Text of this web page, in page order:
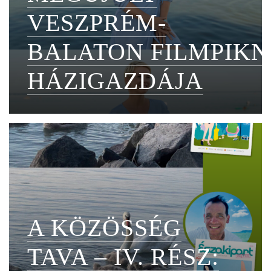
VESZPRÉM-
BALATON
HÁZIGAZDÁJA
A KÖZÖSSÉG
TAVA – IV. RÉSZ: